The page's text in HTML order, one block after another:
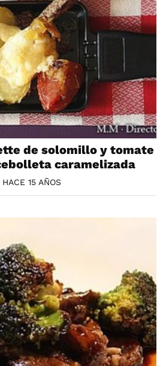
de solomillo y tomate
caramelizada
HACE 15 AÑOS